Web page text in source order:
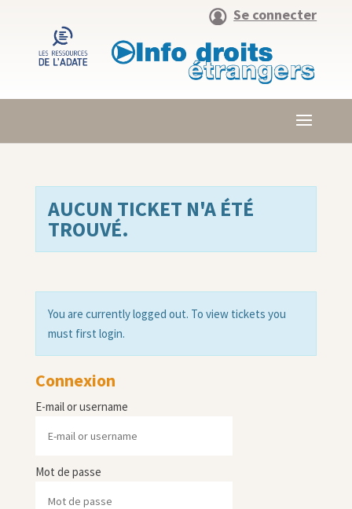
Se connecter
AUCUN TICKET N'A ÉTÉ
TROUVÉ.
You are currently logged out. To view tickets you
must first login.
Connexion
E-mail or username
Mot de passe